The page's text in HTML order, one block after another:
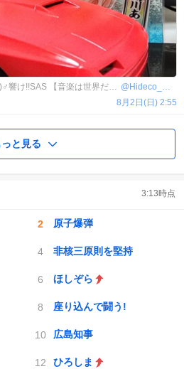
HIDEBOSE(ﾋﾃﾞﾎﾞｳｽﾞ)♂️響け!!SAS 【音楽は世界だ!!】🎼📯🎺🎷🥁 @ Hideco_Deluxe
8月2日(日) 2:55
っと見る
3:13時点
原子爆弾
非核三原則を堅持
ほしぞら
座り込んで闘う!
広島知事
ひろしま